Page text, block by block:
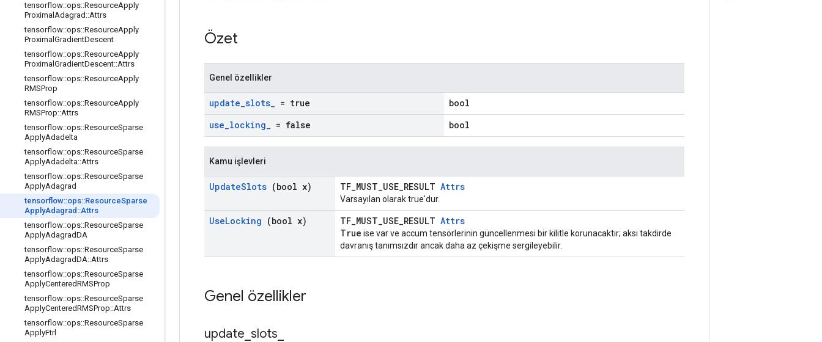
tensorflow::ops::ResourceApply
Proximal Adagrad ::Attrs
tensorflow::ops::ResourceApply
Proximal GradientDescent
tensorflow::ops::ResourceApply
Proximal GradientDescent::Attrs
tensorflow::ops::ResourceApply
RMSProp
tensorflow::ops::ResourceApply
RMSProp::Attrs
tensorflow::ops::ResourceSparse
ApplyAdadelta
tensorflow::ops::ResourceSparse
ApplyAdadelta::Attrs
tensorflow::ops::ResourceSparse
ApplyAdagrad
tensorflow::ops::ResourceSparse
ApplyAdagrad ::Attrs
tensorflow::ops::ResourceSparse
ApplyAdagradDA
tensorflow::ops::ResourceSparse
ApplyAdagradDA::Attrs
tensorflow::ops::ResourceSparse
ApplyCenteredRMSProp
tensorflow::ops::ResourceSparse
ApplyCenteredRMSProp::Attrs
tensorflow::ops::ResourceSparse
ApplyFtrl
Özet
Genel özellikler
update_slots_ = true
bool
use_locking_ = false bool
Kamu işlevleri
UpdateSlots (bool x) TF_MUST_USE_RESULT Attrs
Varsayılan olarak true'dur.
UseLocking (bool x) TF_MUST_USE_RESULT Attrs
True ise var ve accum tensörlerinin güncellenmesi bir kilitle korunacaktır; aksi takdirde
davranış tanımsızdır ancak daha az çekişme sergileyebilir.
Genel özellikler
update slots